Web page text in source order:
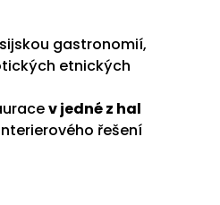
gastronomií,
etnických
v jedné z hal
řešení